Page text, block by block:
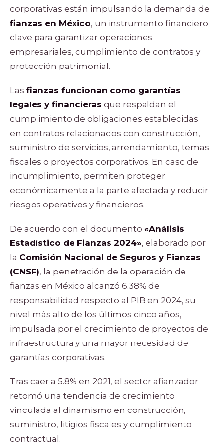
corporativas están impulsando la demanda de
fianzas en México, un instrumento financiero
clave para garantizar operaciones
empresariales, cumplimiento de contratos y
protección patrimonial.
Las fianzas funcionan como garantías
legales y financieras que respaldan el
cumplimiento de obligaciones establecidas
en contratos relacionados con construcción,
suministro de servicios, arrendamiento, temas
fiscales o proyectos corporativos. En caso de
incumplimiento, permiten proteger
económicamente a la parte afectada y reducir
riesgos operativos y financieros.
De acuerdo con el documento «Análisis
Estadístico de Fianzas 2024», elaborado por
la Comisión Nacional de Seguros y Fianzas
(CNSF), la penetración de la operación de
fianzas en México alcanzó 6.38% de
responsabilidad respecto al PIB en 2024, su
nivel más alto de los últimos cinco años,
impulsada por el crecimiento de proyectos de
infraestructura y una mayor necesidad de
garantías corporativas.
Tras caer a 5.8% en 2021, el sector afianzador
retomó una tendencia de crecimiento
vinculada al dinamismo en construcción,
suministro, litigios fiscales y cumplimiento
contractual.